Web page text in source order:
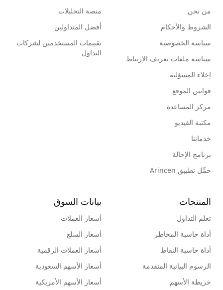
من نحن
الشروط والأحكام
سياسة الخصوصية
سياسة ملفات تعريف الإرتباط
إخلاء المسؤلية
قوانين الموقع
مركز المساعدة
مكتبة الفيديو
خدماتنا
برنامج الإحالة
حمِّل تطبيق Arincen
منصة التحليلات
أفضل المتداولين
تقييمات المستخدمين لشركات
التداول
المنتجات
تعلم التداول
أداة حاسبة المخاطر
أداة حاسبة النقاط
الرسوم البيانية المتقدمة
خريطة الأسهم
بيانات السوق
أسعار العملات
أسعار السلع
أسعار العملات الرقمية
أسعار الأسهم السعودية
أسعار الأسهم الأمريكية